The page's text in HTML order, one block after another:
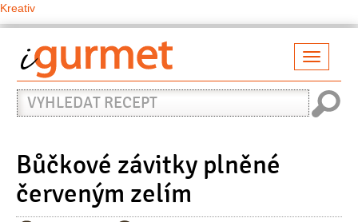
Kreativ
Vyhledat
recept
Bůčkové závitky plněné
červeným zelím